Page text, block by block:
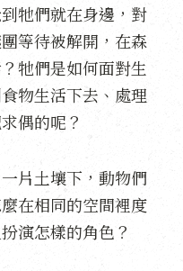
牠們就在身邊，對
等待被解開，在森
牠們是如何面對生
物生活下去、處理
偶的呢？
片土壤下，動物們
在相同的空間裡度
演怎樣的角色？